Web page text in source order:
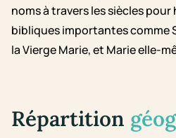
noms à travers les siècles
bibliques importantes comme
la Vierge Marie, et Marie elle-
Répartition